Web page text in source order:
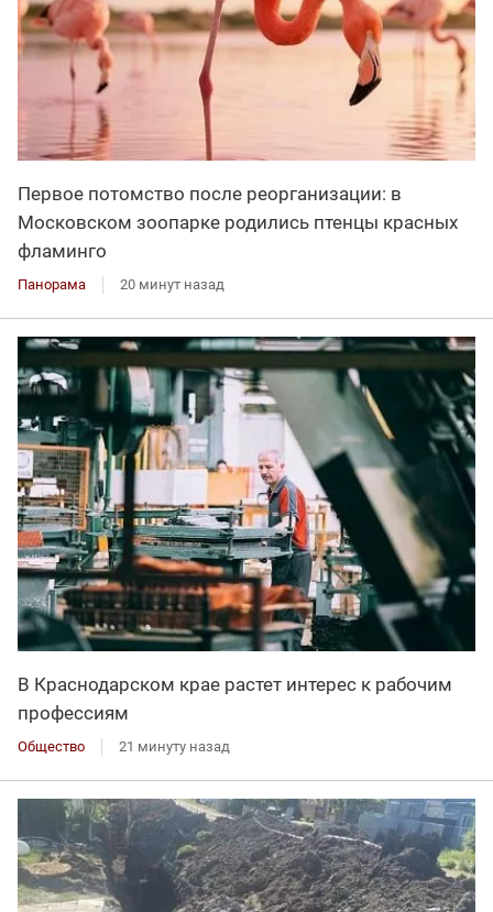
Первое потомство после реорганизации: в
Московском зоопарке родились птенцы красных
фламинго
Панорама 20 минут назад
В Краснодарском крае растет интерес к рабочим
профессиям
Общество 21 минуту назад